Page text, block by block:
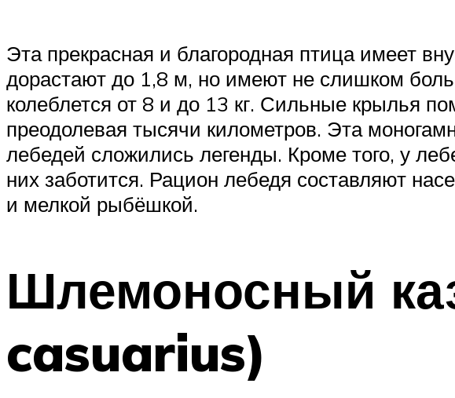
Эта прекрасная и благородная птица имеет
дорастают до 1,8 м, но имеют не слишком
колеблется от 8 и до 13 кг. Сильные крылья
преодолевая тысячи километров. Эта
лебедей сложились легенды. Кроме того, у
них заботится. Рацион лебедя составляют
и мелкой рыбёшкой.
Шлемоносный
casuarius)